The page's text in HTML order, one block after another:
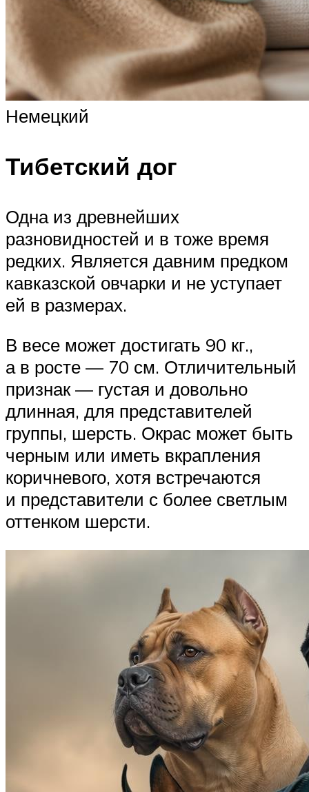
Немецкий
Тибетский дог
Одна из древнейших
разновидностей и в тоже время
редких. Является давним предком
кавказской овчарки и не уступает
ей в размерах.
В весе может достигать 90 кг.,
а в росте — 70 см. Отличительный
признак — густая и довольно
длинная, для представителей
группы, шерсть. Окрас может быть
черным или иметь вкрапления
коричневого, хотя встречаются
и представители с более светлым
оттенком шерсти.